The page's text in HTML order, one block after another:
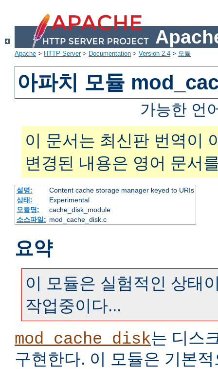
Apache > HTTP Server> Documentation > Version 2.4 > 모듈
아파치 모듈
가능한 언
이 문서는 최신판 번역이
변경된 내용은 영어 문서
설명:
Content cache storage manager keyed to URIs
상태:
Experimental
모듈명:
cache_disk_module
소스파일: mod_cache_disk.c
요약
이 모듈은 실험적인 상태
작업중이다...
mod_cache_disk는 디스
구현한다. 이 모듈은 기본